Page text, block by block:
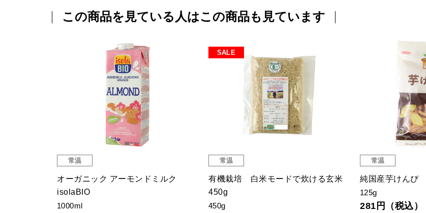
この商品を見ている人はこの商品も見ています
常温
オーガニック アーモンドミルク
isolaBIO
1000ml
SALE
常温
有機栽培 白米モードで炊ける玄米
450g
450g
常温
純国産芋けんぴ
125g
281円（税込）